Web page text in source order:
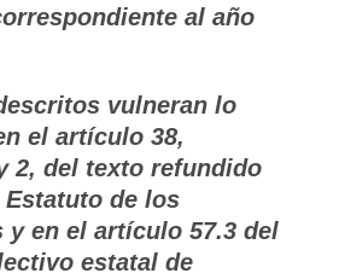
al año
vulneran lo
el artículo 38,
2, del texto refundido
de los
y en el artículo 57.3 del
estatal de